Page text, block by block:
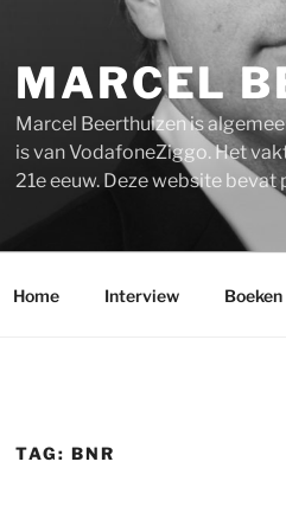
MARCEL
Marcel Beerthuizen is
is van VodafoneZiggo. Het
21e eeuw. Deze website
Home Interview Boeken
TAG: BNR